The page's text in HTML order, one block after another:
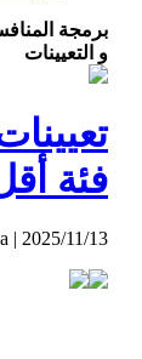
برمجة
و التعيينات
فئة أقل من
| 2025/11/13